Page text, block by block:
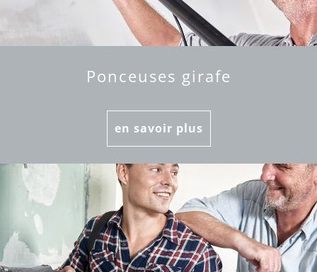
Ponceuses girafe
en savoir plus